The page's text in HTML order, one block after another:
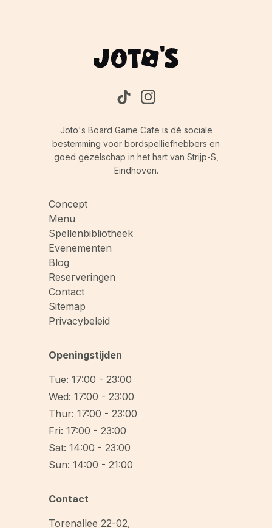
Joto's Board Game Cafe is dé sociale
bestemming voor bordspelliefhebbers en
goed gezelschap in het hart van Strijp-S,
Eindhoven.
Concept
Menu
Spellenbibliotheek
Evenementen
Blog
Reserveringen
Contact
Sitemap
Privacybeleid
Openingstijden
Tue: 17:00 - 23:00
Wed: 17:00 - 23:00
Thur: 17:00 - 23:00
Fri: 17:00 - 23:00
Sat: 14:00 - 23:00
Sun: 14:00 - 21:00
Contact
Torenallee 22-02,